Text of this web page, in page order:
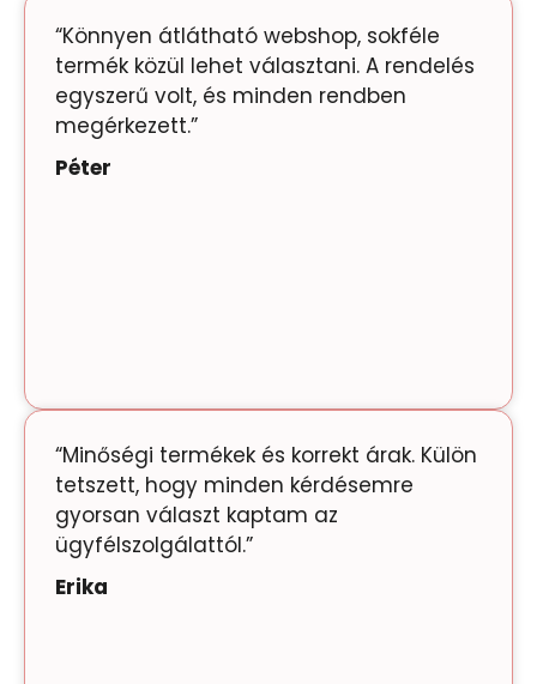
“Könnyen átlátható webshop, sokféle
termék közül lehet választani. A rendelés
egyszerű volt, és minden rendben
megérkezett.”
Péter
“Minőségi termékek és korrekt árak. Külön
tetszett, hogy minden kérdésemre
gyorsan választ kaptam az
ügyfélszolgálattól.”
Erika